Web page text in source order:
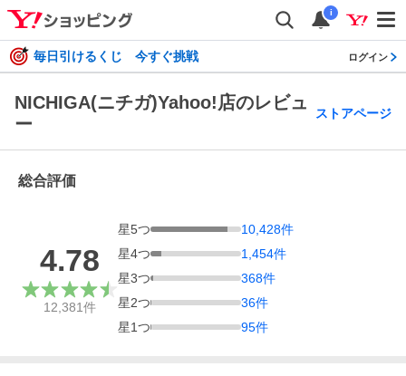
i
毎日引けるくじ 今すぐ挑戦 ログイン
NICHIGA(ニチガ)Yahoo!店のレビュ
ー
ストアページ
総合評価
4.78
12,381件
星5つ 10,428件
星4つ 1,454件
星3つ 368件
星2つ 36件
星1つ 95件